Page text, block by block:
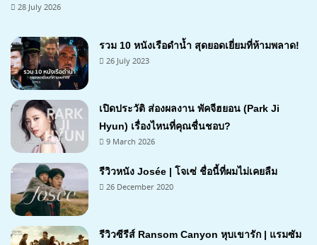
28 July 2026
รวม 10 หนังเรือดำน้ำ สุดยอดเยี่ยมที่ห้ามพลาด!
26 July 2023
เปิดประวัติ ส่องผลงาน พัคจีฮยอน (Park Ji
Hyun) เรื่องไหนที่คุณชื่นชอบ?
9 March 2026
7.2
รีวิวหนัง Josée | โจเซ่ ชื่อนี้ที่ผมไม่เคยลืม
26 December 2020
รีวิวซีรีส์ Ransom Canyon หุบเขารัก | แรมซัม